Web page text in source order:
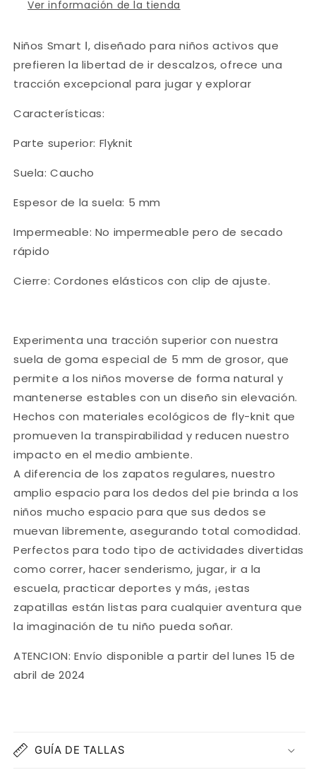
Ver información de la tienda
Niños Smart Ⅰ, diseñado para niños activos que
prefieren la libertad de ir descalzos, ofrece una
tracción excepcional para jugar y explorar
Características:
Parte superior: Flyknit
Suela: Caucho
Espesor de la suela: 5 mm
Impermeable: No impermeable pero de secado
rápido
Cierre: Cordones elásticos con clip de ajuste.
Experimenta una tracción superior con nuestra
suela de goma especial de 5 mm de grosor, que
permite a los niños moverse de forma natural y
mantenerse estables con un diseño sin elevación.
Hechos con materiales ecológicos de fly-knit que
promueven la transpirabilidad y reducen nuestro
impacto en el medio ambiente.
A diferencia de los zapatos regulares, nuestro
amplio espacio para los dedos del pie brinda a los
niños mucho espacio para que sus dedos se
muevan libremente, asegurando total comodidad.
Perfectos para todo tipo de actividades divertidas
como correr, hacer senderismo, jugar, ir a la
escuela, practicar deportes y más, ¡estas
zapatillas están listas para cualquier aventura que
la imaginación de tu niño pueda soñar.
ATENCION: Envío disponible a partir del lunes 15 de
abril de 2024
GUÍA DE TALLAS